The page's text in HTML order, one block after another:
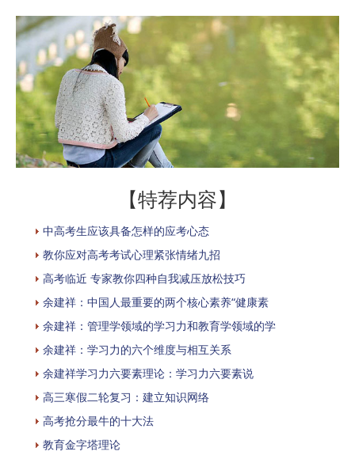
【特荐内容】
中高考生应该具备怎样的应考心态
教你应对高考考试心理紧张情绪九招
高考临近 专家教你四种自我减压放松技巧
余建祥：中国人最重要的两个核心素养“健康素
余建祥：管理学领域的学习力和教育学领域的学
余建祥：学习力的六个维度与相互关系
余建祥学习力六要素理论：学习力六要素说
高三寒假二轮复习：建立知识网络
高考抢分最牛的十大法
教育金字塔理论